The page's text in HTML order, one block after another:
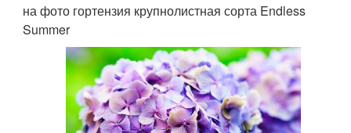
на фото гортензия крупнолистная сорта Endless
Summer